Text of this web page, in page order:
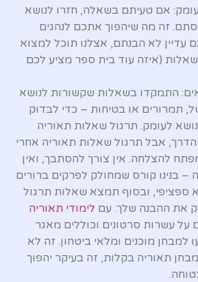
אם טעיתם בשאלה, חזרו לנושא
זה מה שיהפוך אתכם לנהגים
עדיין לא הבנתם, אצלנו תוכל למצוא
(איזה עוד בית ספר מציע לכם
התמקדו בשאלות שקשורות לנושא
תמרורים או בטיחות – כדי לבדוק
לעומק. תרגול שאלות תאוריה
הדרך, אבל תרגול שאלות תאוריה אחרי
להצלחה. אין צורך להסתבך, ואין
– בנינו קורס שמחולק לפרקים ברורים
ספציפי, ובסוף תמצא שאלות תרגול
את ההבנה שלך. עם לימודי תאוריה
על עשרות סרטונים וכוללים מאגר
למבחן מוכנים ומלאי ביטחון. זה לא
תאוריה בקלות, זה בעיקר יהפוך